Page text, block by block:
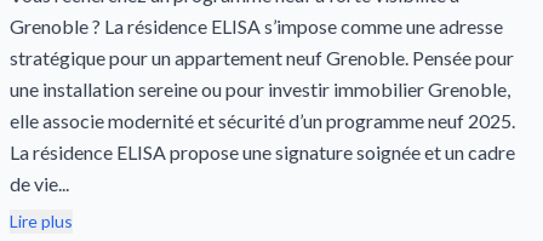
Grenoble ? La résidence ELISA s’impose comme une adresse
stratégique pour un appartement neuf Grenoble. Pensée pour
une installation sereine ou pour investir immobilier Grenoble,
elle associe modernité et sécurité d’un programme neuf 2025.
La résidence ELISA propose une signature soignée et un cadre
de vie...
Lire plus